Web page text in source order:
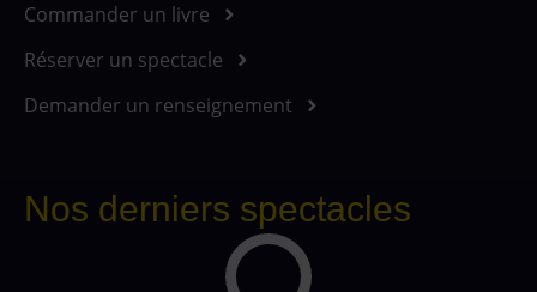
Commander un livre
Réserver un spectacle
Demander un renseignement
Nos derniers spectacles